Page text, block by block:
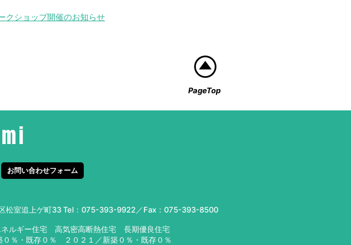
クショップ開催のお知らせ
PageTop
お問い合わせフォーム
松室追上ゲ町33Tel： 075-393-9922 ／Fax：075-393-8500
ルギー住宅 高気密高断熱住宅 長期優良住宅
０％・既存０％ ２０２１／新築０％・既存０％